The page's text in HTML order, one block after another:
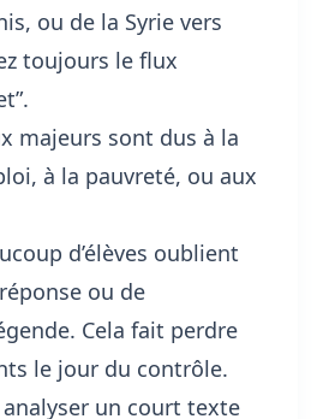
ou de la Syrie vers
toujours le flux
majeurs sont dus à la
à la pauvreté, ou aux
d’élèves oublient
ou de
Cela fait perdre
le jour du contrôle.
un court texte